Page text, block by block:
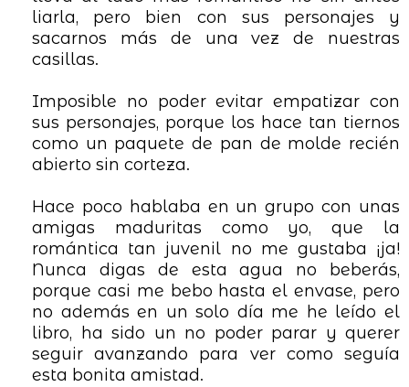
liarla, pero bien con sus personajes y
sacarnos más de una vez de nuestras
casillas.
Imposible no poder evitar empatizar con
sus personajes, porque los hace tan tiernos
como un paquete de pan de molde recién
abierto sin corteza.
Hace poco hablaba en un grupo con unas
amigas maduritas como yo, que la
romántica tan juvenil no me gustaba ¡ja!
Nunca digas de esta agua no beberás,
porque casi me bebo hasta el envase, pero
no además en un solo día me he leído el
libro, ha sido un no poder parar y querer
seguir avanzando para ver como seguía
esta bonita amistad.